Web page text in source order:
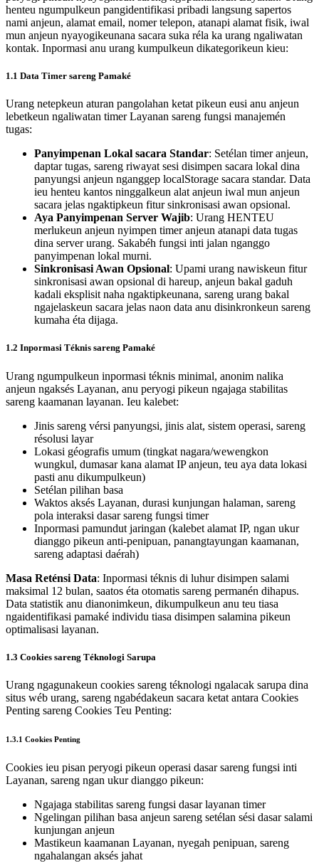
henteu ngumpulkeun pangidentifikasi pribadi langsung sapertos
nami anjeun, alamat email, nomer telepon, atanapi alamat fisik, iwal
mun anjeun nyayogikeunana sacara suka réla ka urang ngaliwatan
kontak. Inpormasi anu urang kumpulkeun dikategorikeun kieu:
1.1 Data Timer sareng Pamaké
Urang netepkeun aturan pangolahan ketat pikeun eusi anu anjeun
lebetkeun ngaliwatan timer Layanan sareng fungsi manajemén
tugas:
Panyimpenan Lokal sacara Standar: Setélan timer anjeun,
daptar tugas, sareng riwayat sesi disimpen sacara lokal dina
panyungsi anjeun nganggep localStorage sacara standar. Data
ieu henteu kantos ninggalkeun alat anjeun iwal mun anjeun
sacara jelas ngaktipkeun fitur sinkronisasi awan opsional.
Aya Panyimpenan Server Wajib: Urang HENTEU
merlukeun anjeun nyimpen timer anjeun atanapi data tugas
dina server urang. Sakabéh fungsi inti jalan nganggo
panyimpenan lokal murni.
Sinkronisasi Awan Opsional: Upami urang nawiskeun fitur
sinkronisasi awan opsional di hareup, anjeun bakal gaduh
kadali eksplisit naha ngaktipkeunana, sareng urang bakal
ngajelaskeun sacara jelas naon data anu disinkronkeun sareng
kumaha éta dijaga.
1.2 Inpormasi Téknis sareng Pamaké
Urang ngumpulkeun inpormasi téknis minimal, anonim nalika
anjeun ngaksés Layanan, anu peryogi pikeun ngajaga stabilitas
sareng kaamanan layanan. Ieu kalebet:
Jinis sareng vérsi panyungsi, jinis alat, sistem operasi, sareng
résolusi layar
Lokasi géografis umum (tingkat nagara/wewengkon
wungkul, dumasar kana alamat IP anjeun, teu aya data lokasi
pasti anu dikumpulkeun)
Setélan pilihan basa
Waktos aksés Layanan, durasi kunjungan halaman, sareng
pola interaksi dasar sareng fungsi timer
Inpormasi pamundut jaringan (kalebet alamat IP, ngan ukur
dianggo pikeun anti-penipuan, panangtayungan kaamanan,
sareng adaptasi daérah)
Masa Reténsi Data: Inpormasi téknis di luhur disimpen salami
maksimal 12 bulan, saatos éta otomatis sareng permanén dihapus.
Data statistik anu dianonimkeun, dikumpulkeun anu teu tiasa
ngaidentifikasi pamaké individu tiasa disimpen salamina pikeun
optimalisasi layanan.
1.3 Cookies sareng Téknologi Sarupa
Urang ngagunakeun cookies sareng téknologi ngalacak sarupa dina
situs wéb urang, sareng ngabédakeun sacara ketat antara Cookies
Penting sareng Cookies Teu Penting:
1.3.1 Cookies Penting
Cookies ieu pisan peryogi pikeun operasi dasar sareng fungsi inti
Layanan, sareng ngan ukur dianggo pikeun:
Ngajaga stabilitas sareng fungsi dasar layanan timer
Ngelingan pilihan basa anjeun sareng setélan sési dasar salami
kunjungan anjeun
Mastikeun kaamanan Layanan, nyegah penipuan, sareng
ngahalangan aksés jahat